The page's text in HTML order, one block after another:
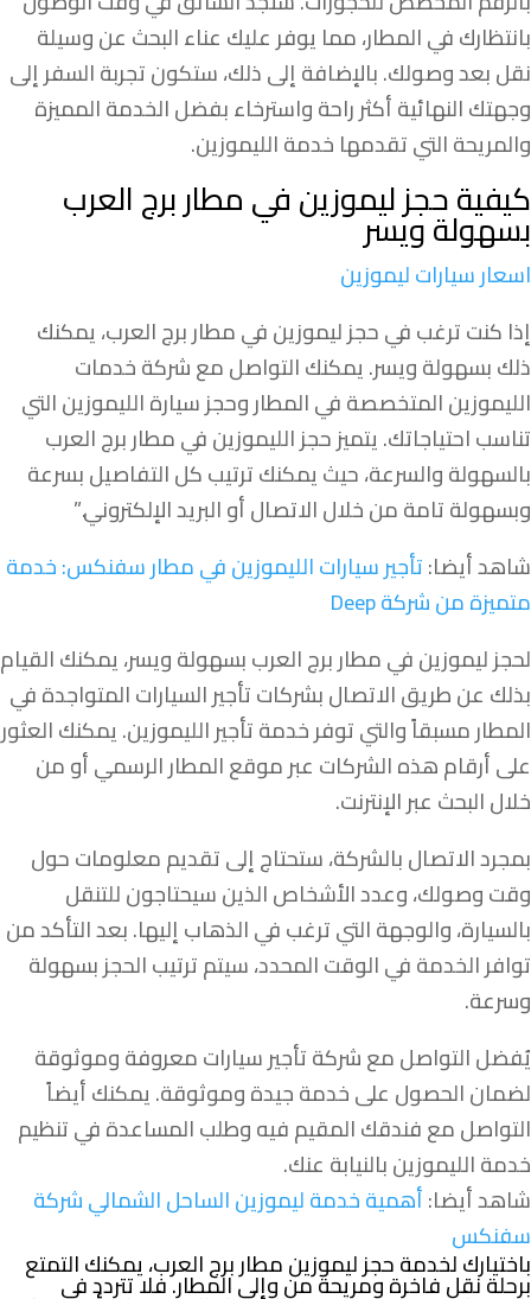
بانتظارك في المطار، مما يوفر عليك عناء البحث عن وسيلة
نقل بعد وصولك. بالإضافة إلى ذلك، ستكون تجربة السفر إلى
وجهتك النهائية أكثر راحة واسترخاء بفضل الخدمة المميزة
والمريحة التي تقدمها خدمة الليموزين.
كيفية حجز ليموزين في مطار برج العرب
بسهولة ويسر
اسعار سيارات ليموزين
إذا كنت ترغب في حجز ليموزين في مطار برج العرب، يمكنك
ذلك بسهولة ويسر. يمكنك التواصل مع شركة خدمات
الليموزين المتخصصة في المطار وحجز سيارة الليموزين التي
تناسب احتياجاتك. يتميز حجز الليموزين في مطار برج العرب
بالسهولة والسرعة، حيث يمكنك ترتيب كل التفاصيل بسرعة
وبسهولة تامة من خلال الاتصال أو البريد الإلكتروني.”
شاهد أيضا:تأجير سيارات الليموزين في مطار سفنكس: خدمة
متميزة من شركة Deep
لحجز ليموزين في مطار برج العرب بسهولة ويسر، يمكنك القيام
بذلك عن طريق الاتصال بشركات تأجير السيارات المتواجدة في
المطار مسبقاً والتي توفر خدمة تأجير الليموزين. يمكنك العثور
على أرقام هذه الشركات عبر موقع المطار الرسمي أو من
خلال البحث عبر الإنترنت.
بمجرد الاتصال بالشركة، ستحتاج إلى تقديم معلومات حول
وقت وصولك، وعدد الأشخاص الذين سيحتاجون للتنقل
بالسيارة، والوجهة التي ترغب في الذهاب إليها. بعد التأكد من
توافر الخدمة في الوقت المحدد، سيتم ترتيب الحجز بسهولة
وسرعة.
يُفضل التواصل مع شركة تأجير سيارات معروفة وموثوقة
لضمان الحصول على خدمة جيدة وموثوقة. يمكنك أيضاً
التواصل مع فندقك المقيم فيه وطلب المساعدة في تنظيم
خدمة الليموزين بالنيابة عنك.
شاهد أيضا:أهمية خدمة ليموزين الساحل الشمالي شركة
سفنكس
باختيارك لخدمة حجز ليموزين مطار برج العرب، يمكنك التمتع
برحلة نقل فاخرة ومريحة من وإلى المطار. فلا تتردد في